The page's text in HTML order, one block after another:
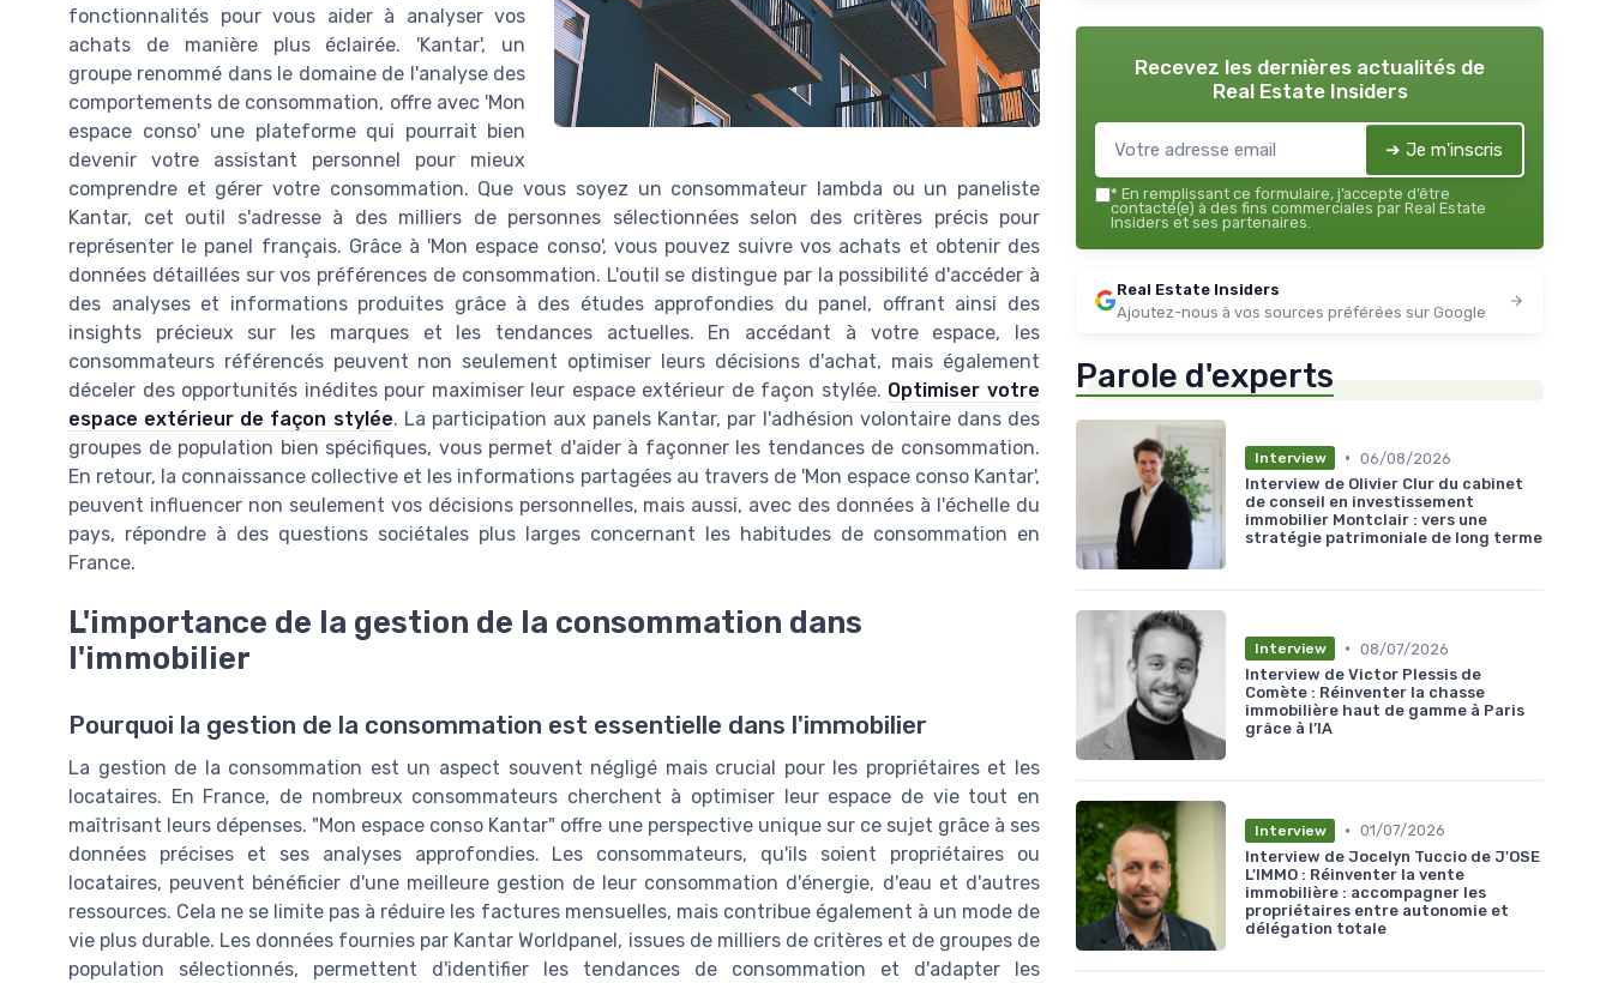
fonctionnalités pour vous aider à analyser vos
achats de manière plus éclairée. 'Kantar', un
groupe renommé dans le domaine de l'analyse des
comportements de consommation, offre avec 'Mon
espace conso' une plateforme qui pourrait bien
devenir votre assistant personnel pour mieux
comprendre et gérer votre consommation. Que vous soyez un consommateur lambda ou un paneliste
Kantar, cet outil s'adresse à des milliers de personnes sélectionnées selon des critères précis pour
représenter le panel français. Grâce à 'Mon espace conso', vous pouvez suivre vos achats et obtenir des
données détaillées sur vos préférences de consommation. L'outil se distingue par la possibilité d'accéder à
des analyses et informations produites grâce à des études approfondies du panel, offrant ainsi des
insights précieux sur les marques et les tendances actuelles. En accédant à votre espace, les
consommateurs référencés peuvent non seulement optimiser leurs décisions d'achat, mais également
déceler des opportunités inédites pour maximiser leur espace extérieur de façon stylée. Optimiser votre
espace extérieur de façon stylée. La participation aux panels Kantar, par l'adhésion volontaire dans des
groupes de population bien spécifiques, vous permet d'aider à façonner les tendances de consommation.
En retour, la connaissance collective et les informations partagées au travers de 'Mon espace conso Kantar',
peuvent influencer non seulement vos décisions personnelles, mais aussi, avec des données à l'échelle du
pays, répondre à des questions sociétales plus larges concernant les habitudes de consommation en
France.
L'importance de la gestion de la consommation dans
l'immobilier
Pourquoi la gestion de la consommation est essentielle dans l'immobilier
La gestion de la consommation est un aspect souvent négligé mais crucial pour les propriétaires et les
locataires. En France, de nombreux consommateurs cherchent à optimiser leur espace de vie tout en
maîtrisant leurs dépenses. "Mon espace conso Kantar" offre une perspective unique sur ce sujet grâce à ses
données précises et ses analyses approfondies. Les consommateurs, qu'ils soient propriétaires ou
locataires, peuvent bénéficier d'une meilleure gestion de leur consommation d'énergie, d'eau et d'autres
ressources. Cela ne se limite pas à réduire les factures mensuelles, mais contribue également à un mode de
vie plus durable. Les données fournies par Kantar Worldpanel, issues de milliers de critères et de groupes de
population sélectionnés, permettent d'identifier les tendances de consommation et d'adapter les
Recevez les dernières actualités de
Real Estate Insiders
➔ Je m'inscris
* En remplissant ce formulaire, j’accepte d’être
contacté(e) à des fins commerciales par Real Estate
Insiders et ses partenaires.
Real Estate Insiders
Ajoutez-nous à vos sources préférées sur Google
Parole d'experts
Interview • 06/08/2026
Interview de Olivier Clur du cabinet
de conseil en investissement
immobilier Montclair : vers une
stratégie patrimoniale de long terme
Interview • 08/07/2026
Interview de Victor Plessis de
Comète : Réinventer la chasse
immobilière haut de gamme à Paris
grâce à l’IA
Interview • 01/07/2026
Interview de Jocelyn Tuccio de J'OSE
L'IMMO : Réinventer la vente
immobilière : accompagner les
propriétaires entre autonomie et
délégation totale